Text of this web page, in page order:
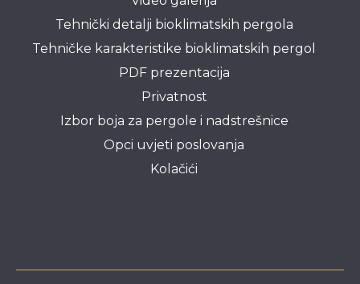
Tehnički detalji bioklimatskih pergola
Tehničke karakteristike bioklimatskih pergol
PDF prezentacija
Privatnost
Izbor boja za pergole i nadstrešnice
Opci uvjeti poslovanja
Kolačići